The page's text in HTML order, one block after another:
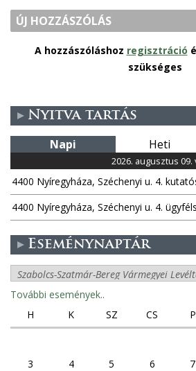
ÚJ HOZZÁSZÓLÁS
A hozzászóláshoz regisztráció
szükséges
Nyitva tartás
Napi Heti
2026. augusztus 09.
4400 Nyíregyháza, Széchenyi u. 4.
4400 Nyíregyháza, Széchenyi u. 4.
Eseménynaptár
További események..
H
K SZ CS P
3
4 5 6 7